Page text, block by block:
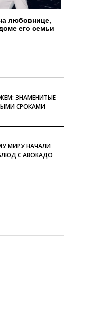
любовнице,
его семьи
ЗНАМЕНИТЫЕ
СРОКАМИ
МИРУ НАЧАЛИ
С АВОКАДО